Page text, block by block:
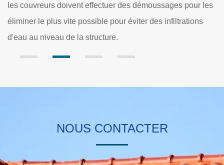
pour les
des infiltrations
il faut aussi faire appel aux
de l'automne quand toutes les feuilles
fini de tomber.
NOUS CONTACTER